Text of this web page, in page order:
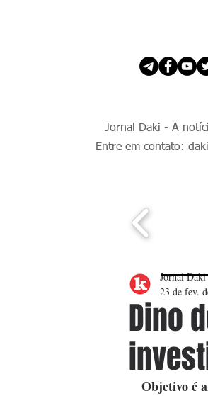
Jornal Daki - A
Entre em contato:
Dino
Jornal Daki
23 de fev.
Objetivo é